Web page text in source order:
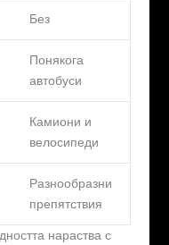
Без
Понякога
автобуси
Камиони и
велосипеди
Разнообразни
препятствия
нараства с